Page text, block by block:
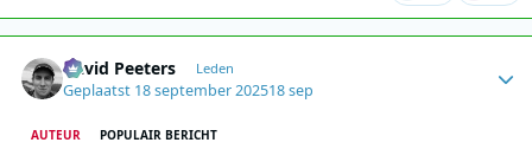
David Peeters Leden
Geplaatst 18 september 202518 sep
AUTEUR POPULAIR BERICHT